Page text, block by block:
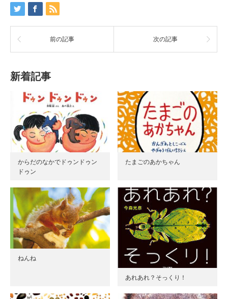
前の記事 次の記事
新着記事
からだのなかでドゥンドゥン
ドゥン
たまごのあかちゃん
ねんね
あれあれ？そっくり！